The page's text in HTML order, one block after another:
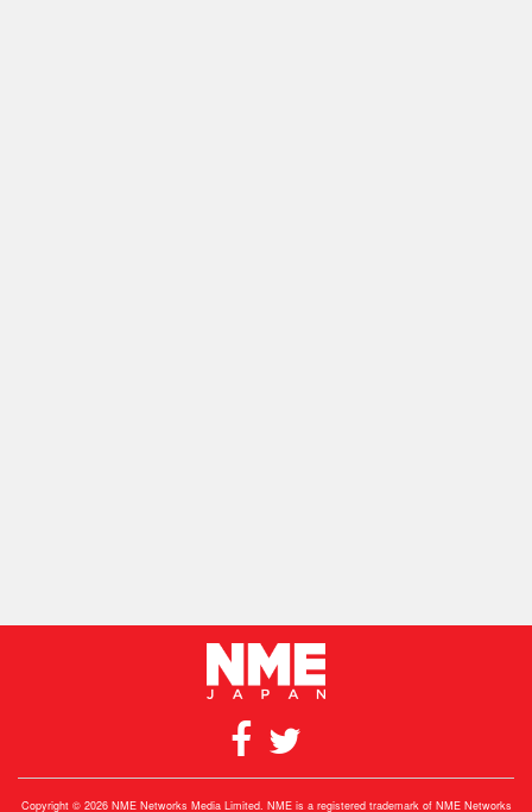
Copyright © 2026 NME Networks Media Limited. NME is a registered trademark of NME Networks